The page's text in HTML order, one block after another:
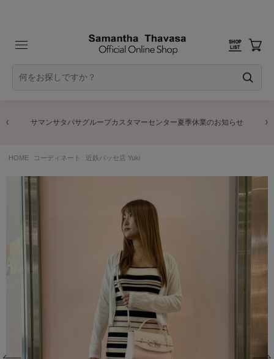
サマンサタバサグループカスタマーセンター夏季休業のお知らせ
HOME コーディネート 近鉄パッセ店 Yuki